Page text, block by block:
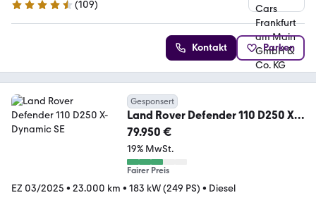
4.5 Sterne
(109)
Kontakt Parken
Gesponsert
Land Rover Defender 110 D250 X-
Dynamic SE
79.950 €
19% MwSt.
Fairer Preis
EZ 03/2025 • 23.000 km • 183 kW (249 PS) • Diesel